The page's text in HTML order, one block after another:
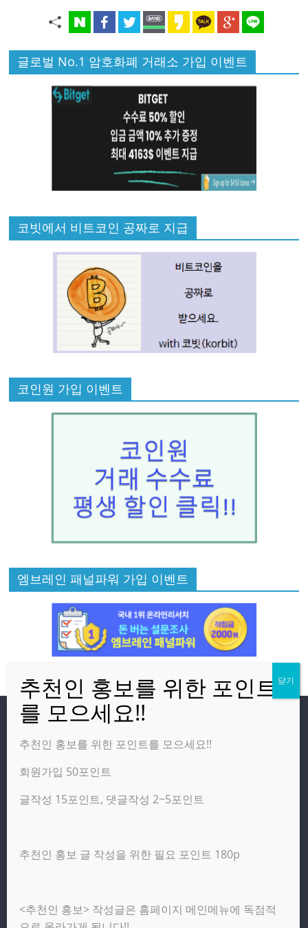
글로벌 No.1 암호화폐 거래소 가입 이벤트
코빗에서 비트코인 공짜로 지급
코인원 가입 이벤트
엠브레인 패널파워 가입 이벤트
방문자
온라인 방문자:3
오늘의 조회수:1,643
광고 제휴 홍보 일반 문의 : apptechgo@naver.com
Copyright © 2026
추천인 홍보를 위한 포인트를 모으세요!!
회원가입 50포인트
글작성 15포인트, 댓글작성 2~5포인트
추천인 홍보 글 작성을 위한 필요 포인트 180p
<추천인 홍보> 작성글은 홈페이지 메인메뉴에 독점적